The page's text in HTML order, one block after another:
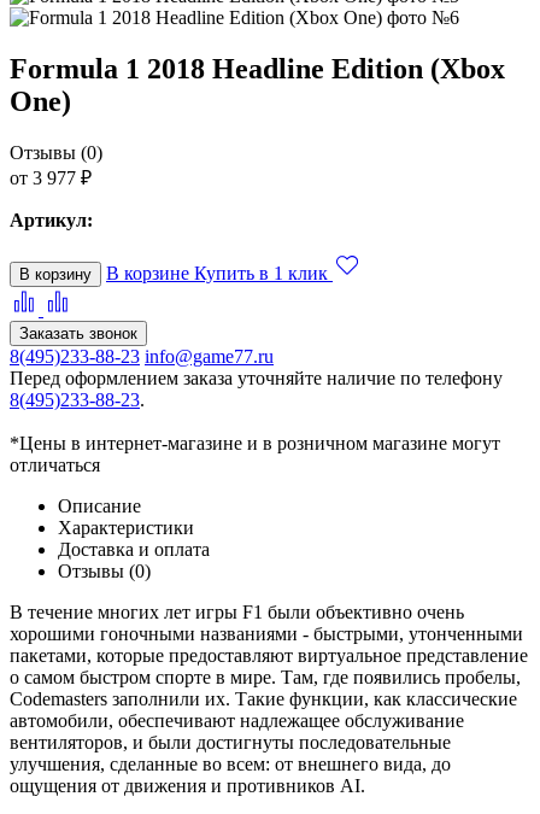
Formula 1 2018 Headline Edition (Xbox
One)
Отзывы (0)
от 3 977 ₽
Артикул:
В корзину В корзине Купить в 1 клик
Заказать звонок
8(495)233-88-23 info@game77.ru
Перед оформлением заказа уточняйте наличие по телефону
8(495)233-88-23.
*Цены в интернет-магазине и в розничном магазине могут
отличаться
Описание
Характеристики
Доставка и оплата
Отзывы (0)
В течение многих лет игры F1 были объективно очень
хорошими гоночными названиями - быстрыми, утонченными
пакетами, которые предоставляют виртуальное представление
о самом быстром спорте в мире. Там, где появились пробелы,
Codemasters заполнили их. Такие функции, как классические
автомобили, обеспечивают надлежащее обслуживание
вентиляторов, и были достигнуты последовательные
улучшения, сделанные во всем: от внешнего вида, до
ощущения от движения и противников AI.